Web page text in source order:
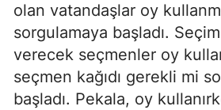
olan vatandaşlar oy
sorgulamaya başladı.
verecek seçmenler oy
seçmen kağıdı gerekli mi
başladı. Pekala, oy